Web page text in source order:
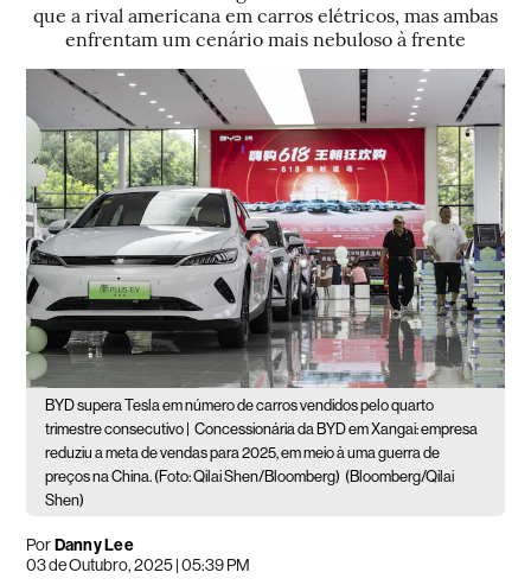
que a rival americana em carros elétricos, mas ambas
enfrentam um cenário mais nebuloso à frente
BYD supera Tesla em número de carros vendidos pelo quarto
trimestre consecutivo |
Concessionária da BYD em Xangai: empresa
reduziu a meta de vendas para 2025, em meio à uma guerra de
preços na China. (Foto: Qilai Shen/Bloomberg) (Bloomberg/Qilai
Shen)
PorDanny Lee
03 de Outubro, 2025 | 05:39 PM